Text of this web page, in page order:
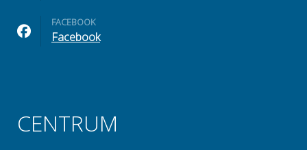
FACEBOOK
Facebook
CENTRUM